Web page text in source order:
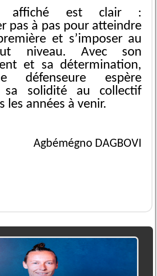
affiché est clair :
pas à pas pour atteindre
et s’imposer au
niveau. Avec son
et sa détermination,
défenseure espère
sa solidité au collectif
les années à venir.
Agbémégno DAGBOVI